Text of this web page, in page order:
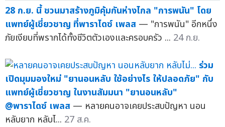
28 ก.ย. นี้ ชวนมาสร้างภูมิคุ้มกันห่างไกล "การพนัน" โดย
แพทย์ผู้เชี่ยวชาญ ที่พาราไดซ์ เพลส — "การพนัน" อีกหนึ่ง
ภัยเงียบที่พรากได้ทั้งชีวิตตัวเองและครอบครัว ... 24 ก.ย.
ร่วม
เปิดมุมมองใหม่ "ยานอนหลับ ใช้อย่างไร ให้ปลอดภัย" กับ
แพทย์ผู้เชี่ยวชาญ ในงานสัมมนา "ยานอนหลับ"
@พาราไดซ์ เพลส — หลายคนอาจเคยประสบปัญหา นอน
หลับยาก หลับไ... 27 ส.ค.